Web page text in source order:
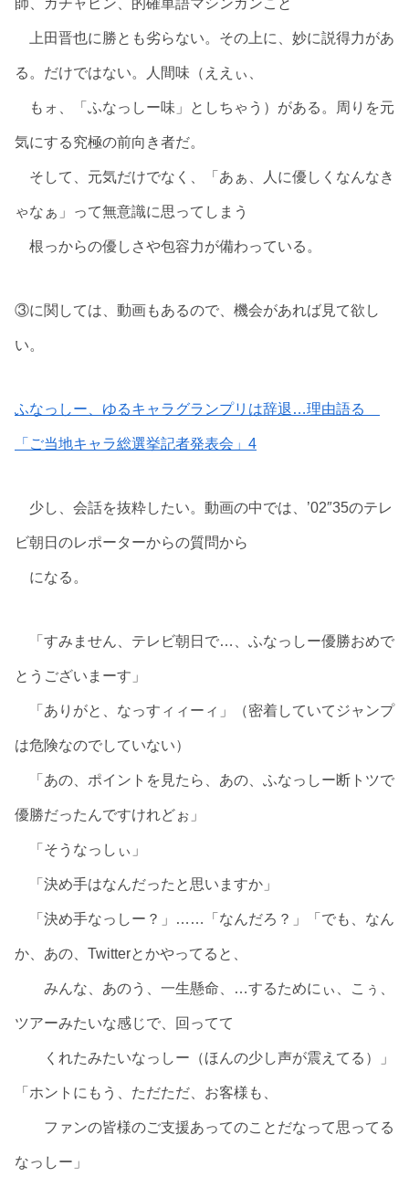
師、ガチャピン、的確単語マシンガンこと
上田晋也に勝とも劣らない。その上に、妙に説得力があ
る。だけではない。人間味（ええぃ、
もォ、「ふなっしー味」としちゃう）がある。周りを元
気にする究極の前向き者だ。
そして、元気だけでなく、「あぁ、人に優しくなんなき
ゃなぁ」って無意識に思ってしまう
根っからの優しさや包容力が備わっている。
③に関しては、動画もあるので、機会があれば見て欲し
い。
ふなっしー、ゆるキャラグランプリは辞退…理由語る
「ご当地キャラ総選挙記者発表会」4
少し、会話を抜粋したい。動画の中では、’02″35のテレ
ビ朝日のレポーターからの質問から
になる。
「すみません、テレビ朝日で…、ふなっしー優勝おめで
とうございまーす」
「ありがと、なっすィィーィ」（密着していてジャンプ
は危険なのでしていない）
「あの、ポイントを見たら、あの、ふなっしー断トツで
優勝だったんですけれどぉ」
「そうなっしぃ」
「決め手はなんだったと思いますか」
「決め手なっしー？」……「なんだろ？」「でも、なん
か、あの、Twitterとかやってると、
みんな、あのう、一生懸命、…するためにぃ、こぅ、
ツアーみたいな感じで、回ってて
くれたみたいなっしー（ほんの少し声が震えてる）」
「ホントにもう、ただただ、お客様も、
ファンの皆様のご支援あってのことだなって思ってる
なっしー」